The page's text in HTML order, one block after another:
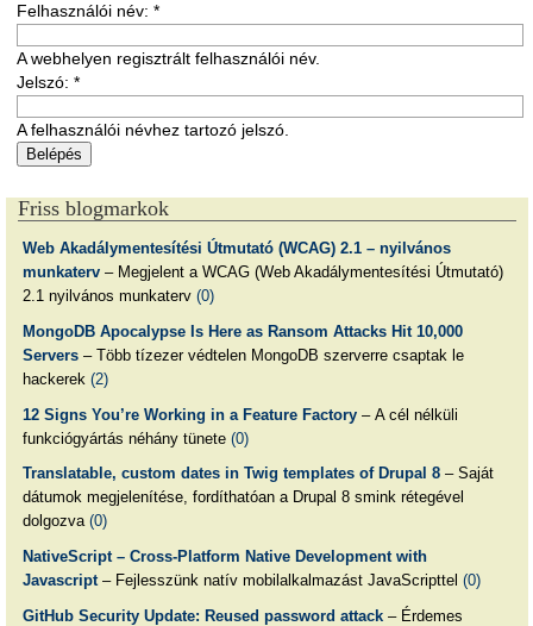
Felhasználói név: *
A webhelyen regisztrált felhasználói név.
Jelszó: *
A felhasználói névhez tartozó jelszó.
Friss blogmarkok
Web Akadálymentesítési Útmutató (WCAG) 2.1 – nyilvános
munkaterv– Megjelent a WCAG (Web Akadálymentesítési Útmutató)
2.1 nyilvános munkaterv (0)
MongoDB Apocalypse Is Here as Ransom Attacks Hit 10,000
Servers– Több tízezer védtelen MongoDB szerverre csaptak le
hackerek (2)
12 Signs You’re Working in a Feature Factory– A cél nélküli
funkciógyártás néhány tünete (0)
Translatable, custom dates in Twig templates of Drupal 8– Saját
dátumok megjelenítése, fordíthatóan a Drupal 8 smink rétegével
dolgozva (0)
NativeScript – Cross-Platform Native Development with
Javascript– Fejlesszünk natív mobilalkalmazást JavaScripttel (0)
GitHub Security Update: Reused password attack– Érdemes